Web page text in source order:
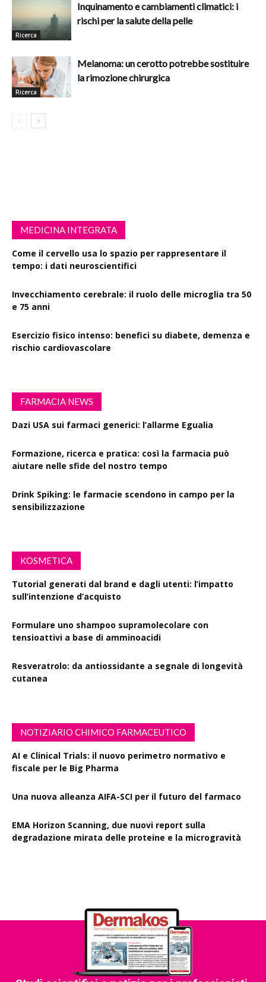
Ricerca
Inquinamento e cambiamenti climatici: i
rischi per la salute della pelle
Ricerca
Melanoma: un cerotto potrebbe sostituire
la rimozione chirurgica
MEDICINA INTEGRATA
Come il cervello usa lo spazio per rappresentare il
tempo: i dati neuroscientifici
Invecchiamento cerebrale: il ruolo delle microglia tra 50
e 75 anni
Esercizio fisico intenso: benefici su diabete, demenza e
rischio cardiovascolare
FARMACIA NEWS
Dazi USA sui farmaci generici: l’allarme Egualia
Formazione, ricerca e pratica: così la farmacia può
aiutare nelle sfide del nostro tempo
Drink Spiking: le farmacie scendono in campo per la
sensibilizzazione
KOSMETICA
Tutorial generati dal brand e dagli utenti: l’impatto
sull’intenzione d’acquisto
Formulare uno shampoo supramolecolare con
tensioattivi a base di amminoacidi
Resveratrolo: da antiossidante a segnale di longevità
cutanea
NOTIZIARIO CHIMICO FARMACEUTICO
AI e Clinical Trials: il nuovo perimetro normativo e
fiscale per le Big Pharma
Una nuova alleanza AIFA-SCI per il futuro del farmaco
EMA Horizon Scanning, due nuovi report sulla
degradazione mirata delle proteine e la microgravità